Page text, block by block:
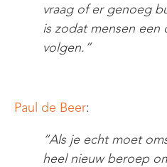
vraag of er genoeg
is zodat mensen een
volgen. ”
Paul de Beer:
“Als je echt moet
heel nieuw beroep